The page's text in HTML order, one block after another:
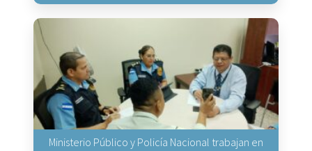
Ministerio Público y Policía Nacional trabajan en